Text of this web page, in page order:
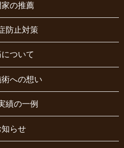
の推薦
防止対策
ついて
への想い
績の一例
知らせ